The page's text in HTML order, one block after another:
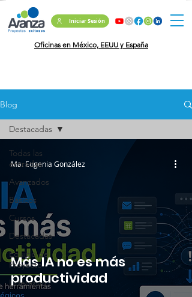
Iniciar Sesión
Oficinas en México, EEUU y España
Blog
Todas las
entradas
Avanzados
Básicos
Cursos
Destacadas
Equipo de
Proyecto
Liderazgo
Destacadas
Más IA no es más
productividad
Ma. Eugenia González